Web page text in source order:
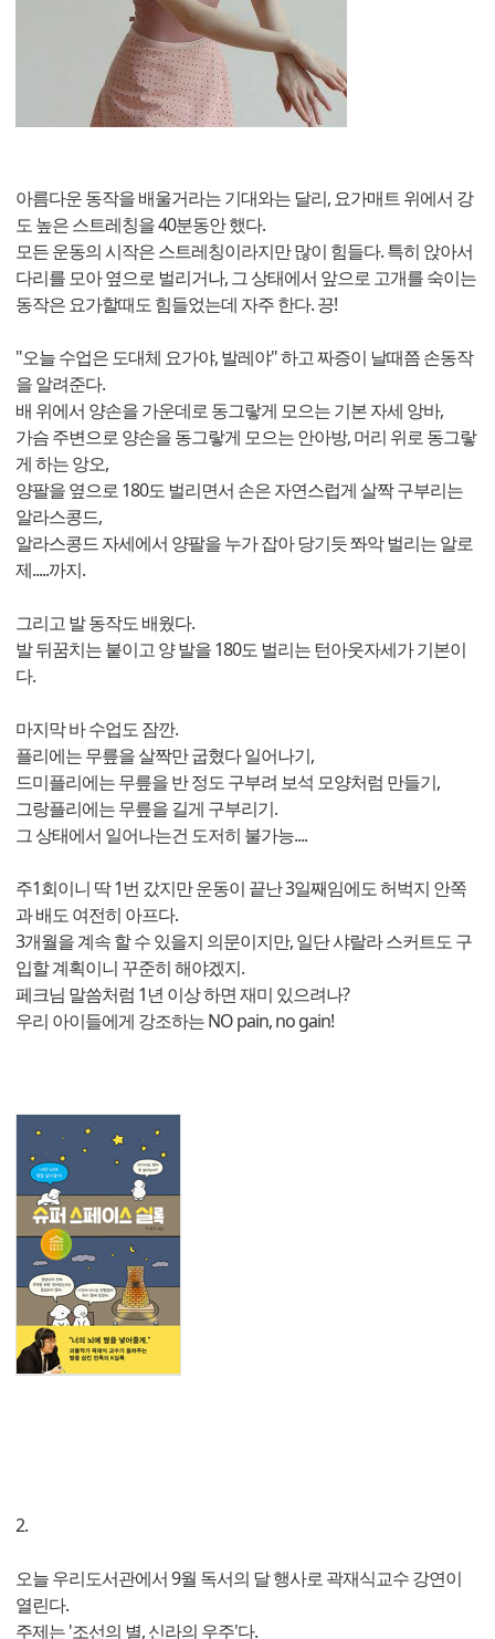
아름다운 동작을 배울거라는 기대와는 달리, 요가매트 위에서 강
도 높은 스트레칭을 40분동안 했다.
모든 운동의 시작은 스트레칭이라지만 많이 힘들다. 특히 앉아서
다리를 모아 옆으로 벌리거나, 그 상태에서 앞으로 고개를 숙이는
동작은 요가할때도 힘들었는데 자주 한다. 끙!
"오늘 수업은 도대체 요가야, 발레야" 하고 짜증이 날때쯤 손동작
을 알려준다.
배 위에서 양손을 가운데로 동그랗게 모으는 기본 자세 앙바,
가슴 주변으로 양손을 동그랗게 모으는 안아방, 머리 위로 동그랗
게 하는 앙오,
양팔을 옆으로 180도 벌리면서 손은 자연스럽게 살짝 구부리는
알라스콩드,
알라스콩드 자세에서 양팔을 누가 잡아 당기듯 쫘악 벌리는 알로
제.....까지.
그리고 발 동작도 배웠다.
발 뒤꿈치는 붙이고 양 발을 180도 벌리는 턴아웃자세가 기본이
다.
마지막 바 수업도 잠깐.
플리에는 무릎을 살짝만 굽혔다 일어나기,
드미플리에는 무릎을 반 정도 구부려 보석 모양처럼 만들기,
그랑플리에는 무릎을 길게 구부리기.
그 상태에서 일어나는건 도저히 불가능....
주1회이니 딱 1번 갔지만 운동이 끝난 3일째임에도 허벅지 안쪽
과 배도 여전히 아프다.
3개월을 계속 할 수 있을지 의문이지만, 일단 샤랄라 스커트도 구
입할 계획이니 꾸준히 해야겠지.
페크님 말씀처럼 1년 이상 하면 재미 있으려나?
우리 아이들에게 강조하는 NO pain, no gain!
2.
오늘 우리도서관에서 9월 독서의 달 행사로 곽재식교수 강연이
열린다.
주제는 '조선의 별, 신라의 우주'다.